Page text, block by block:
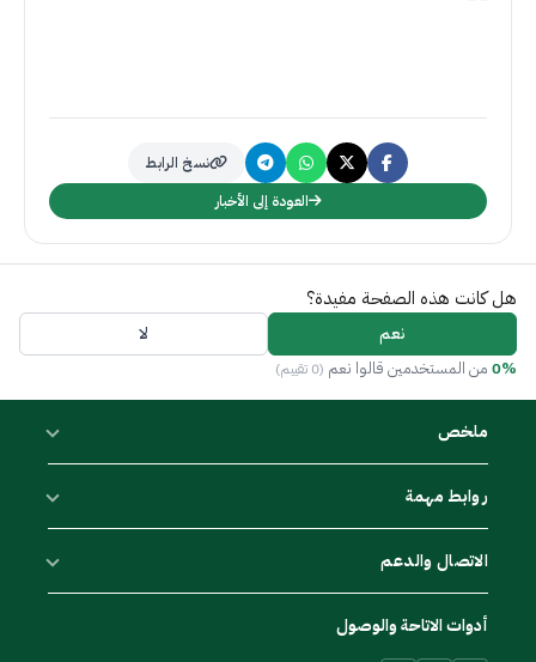
نسخ الرابط
العودة إلى الأخبار
هل كانت هذه الصفحة مفيدة؟
نعم لا
0% من المستخدمين قالوا نعم (0 تقييم)
ملخص
روابط مهمة
الاتصال والدعم
أدوات الاتاحة والوصول